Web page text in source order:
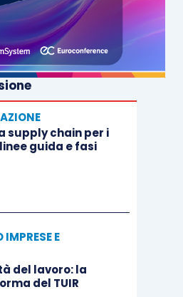
supply chain per i
guida e fasi
E
del lavoro: la
del TUIR